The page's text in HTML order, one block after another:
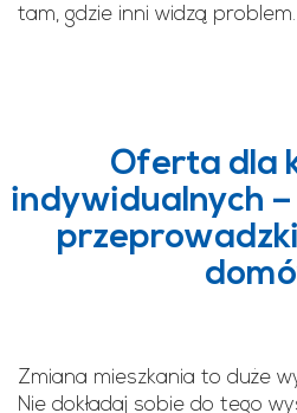
tam, gdzie inni widzą problem.
Oferta dla
indywidualnych
Zmiana mieszkania to duże
Nie dokładaj sobie do tego